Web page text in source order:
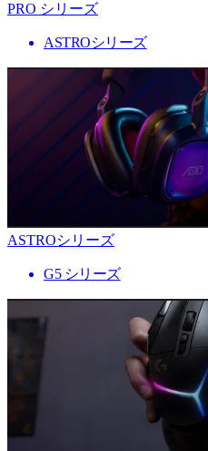
PRO シリーズ
ASTROシリーズ
ASTROシリーズ
G5 シリーズ